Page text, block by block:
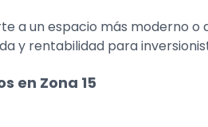
a un espacio más moderno
y rentabilidad para
en Zona 15